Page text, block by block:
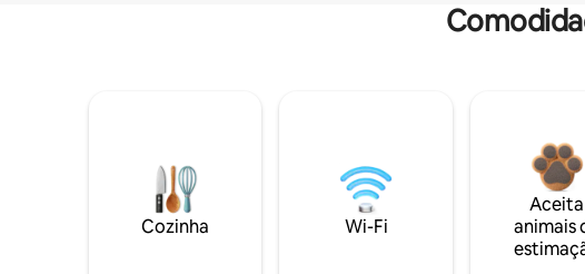
Cozinha Wi-Fi
Aceita
animais